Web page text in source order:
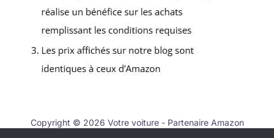
Copyright © 2026 Votre voiture - Partenaire Amazon